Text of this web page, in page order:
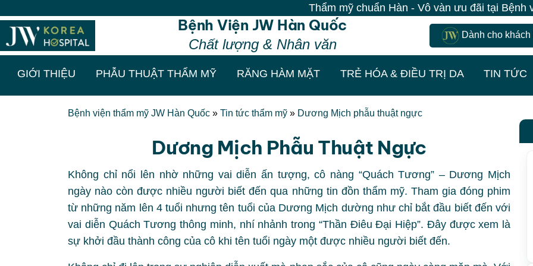
Thẩm mỹ chuẩn Hàn - Vô vàn ưu đãi tại Bệnh viện
Bệnh Viện JW Hàn Quốc
Chất lượng & Nhân văn
Dành cho khách
GIỚI THIỆU PHẪU THUẬT THẨM MỸ RĂNG HÀM MẶT TRẺ HÓA & ĐIỀU TRỊ DA TIN TỨC
Bệnh viện thẩm mỹ JW Hàn Quốc » Tin tức thẩm mỹ » Dương Mịch phẫu thuật ngực
Dương Mịch Phẫu Thuật Ngực
Không chỉ nổi lên nhờ những vai diễn ấn tượng, cô nàng “Quách Tương” – Dương Mịch
ngày nào còn được nhiều người biết đến qua những tin đồn thẩm mỹ. Tham gia đóng phim
từ những năm lên 4 tuổi nhưng tên tuổi của Dương Mịch dường như chỉ bắt đầu biết đến với
vai diễn Quách Tương thông minh, nhí nhảnh trong “Thần Điêu Đại Hiệp”. Đây được xem là
sự khởi đầu thành công của cô khi tên tuổi ngày một được nhiều người biết đến.